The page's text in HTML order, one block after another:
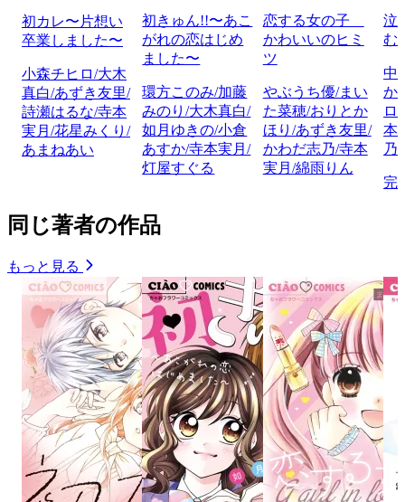
初カレ〜片想い
卒業しました〜
小森チヒロ/大木
真白/あずき友里/
詩瀬はるな/寺本
実月/花星みくり/
あまねあい
初きゅん!!〜あこ
がれの恋はじめ
ました〜
環方このみ/加藤
みのり/大木真白/
如月ゆきの/小倉
あすか/寺本実月/
灯屋すぐる
恋する女の子
かわいいのヒミ
ツ
やぶうち優/まい
た菜穂/おりとか
ほり/あずき友里/
かわだ志乃/寺本
実月/綿雨りん
泣
む
中
か
ロ
本
乃
完
同じ著者の作品
もっと見る